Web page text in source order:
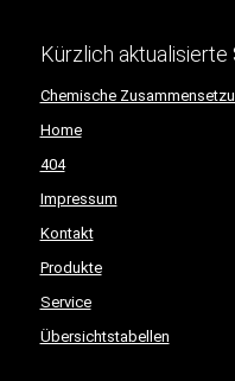
Kürzlich aktualisierte
Chemische
Home
404
Impressum
Kontakt
Produkte
Service
Übersichtstabellen